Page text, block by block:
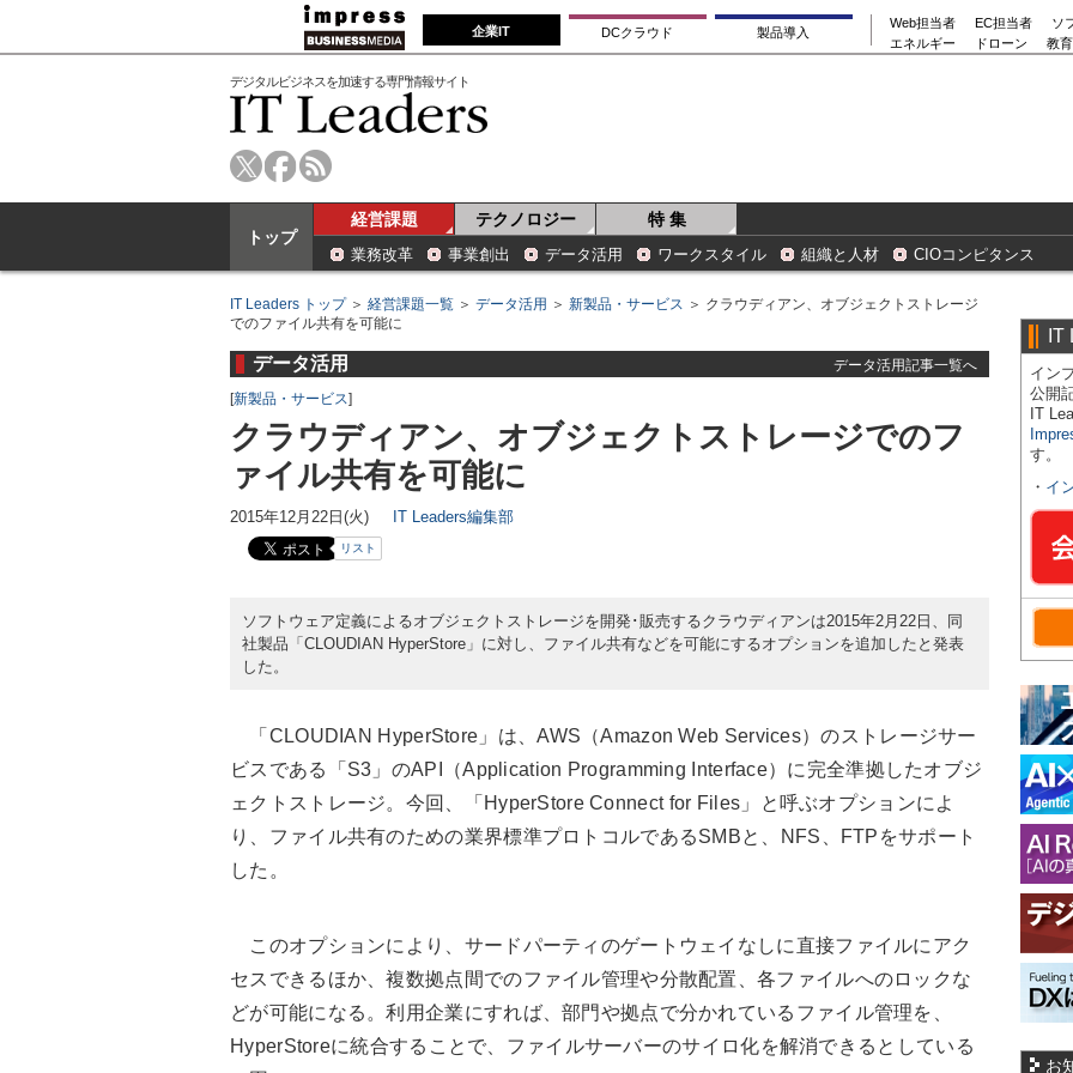
企業IT DCクラウド 製品導入
Web担当者 EC担当者
ソ
エネルギー
ドローン 教
デジタルビジネスを加速する専門情報サイト
トップ
経営課題 テクノロジー 特 集
業務改革 事業創出 データ活用 ワークスタイル 組織と人材 CIOコンピタンス
IT Leaders トップ＞ 経営課題一覧 ＞ データ活用 ＞ 新製品・サービス ＞ クラウディアン、オブジェクトストレージ
でのファイル共有を可能に
データ活用
データ活用記事一覧へ
[新製品・サービス]
クラウディアン、オブジェクトストレージでのフ
ァイル共有を可能に
2015年12月22日(火) IT Leaders編集部
リスト
ソフトウェア定義によるオブジェクトストレージを開発･販売するクラウディアンは2015年2月22日、同
社製品「CLOUDIAN HyperStore」に対し、ファイル共有などを可能にするオプションを追加したと発表
した。
「CLOUDIAN HyperStore」は、AWS（Amazon Web Services）のストレージサー
ビスである「S3」のAPI（Application Programming Interface）に完全準拠したオブジ
ェクトストレージ。今回、「HyperStore Connect for Files」と呼ぶオプションによ
り、ファイル共有のための業界標準プロトコルであるSMBと、NFS、FTPをサポート
した。
このオプションにより、サードパーティのゲートウェイなしに直接ファイルにアク
セスできるほか、複数拠点間でのファイル管理や分散配置、各ファイルへのロックな
どが可能になる。利用企業にすれば、部門や拠点で分かれているファイル管理を、
HyperStoreに統合することで、ファイルサーバーのサイロ化を解消できるとしている
IT
イン
公開
IT
す。
・ イ
お